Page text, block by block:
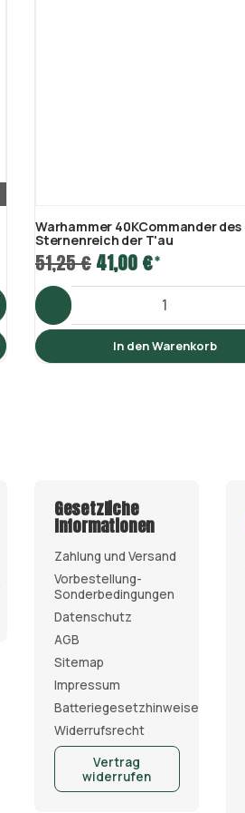
Warhammer 40KCommander des
Sternenreich der T'au
51,25 €41,00 €*
In den Warenkorb
Gesetzliche
Informationen
Zahlung und Versand
Vorbestellung-
Sonderbedingungen
Datenschutz
AGB
Sitemap
Impressum
Batteriegesetzhinweise
Widerrufsrecht
Vertrag
widerrufen